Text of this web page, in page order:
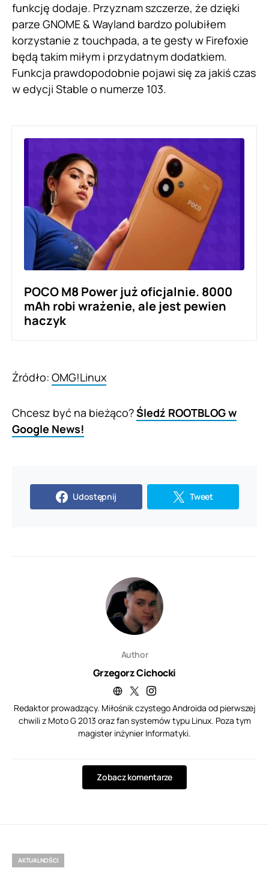
funkcję dodaje. Przyznam szczerze, że dzięki
parze GNOME & Wayland bardzo polubiłem
korzystanie z touchpada, a te gesty w Firefoxie
będą takim miłym i przydatnym dodatkiem.
Funkcja prawdopodobnie pojawi się za jakiś czas
w edycji Stable o numerze 103.
POCO M8 Power już oficjalnie. 8000
mAh robi wrażenie, ale jest pewien
haczyk
Źródło: OMG!Linux
Chcesz być na bieżąco?Śledź ROOTBLOG w
Google News!
Udostępnij Tweet
Author
Grzegorz Cichocki
Redaktor prowadzący. Miłośnik czystego Androida od pierwszej
chwili z Moto G 2013 oraz fan systemów typu Linux. Poza tym
magister inżynier Informatyki.
Zobacz komentarze
AKTUALNOŚCI